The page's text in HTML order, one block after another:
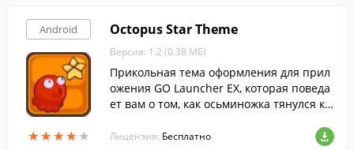
Android
★★★★ ★
★★★★ ★
Octopus Star Theme
Версия: 1.2 (0.38 МБ)
Прикольная тема оформления для прил
ожения GO Launcher EX, которая поведа
ет вам о том, как осьминожка тянулся к з
Лицензия: Бесплатно